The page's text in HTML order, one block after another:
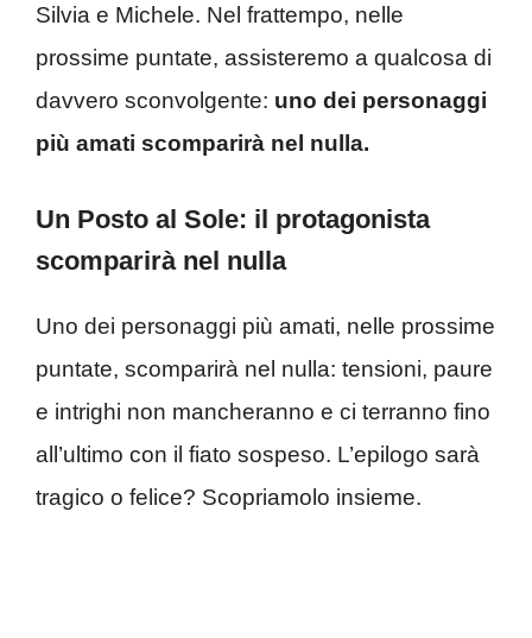
Silvia e Michele. Nel frattempo, nelle
prossime puntate, assisteremo a qualcosa di
davvero sconvolgente: uno dei personaggi
più amati scomparirà nel nulla.
Un Posto al Sole: il protagonista
scomparirà nel nulla
Uno dei personaggi più amati, nelle prossime
puntate, scomparirà nel nulla: tensioni, paure
e intrighi non mancheranno e ci terranno fino
all’ultimo con il fiato sospeso. L’epilogo sarà
tragico o felice? Scopriamolo insieme.